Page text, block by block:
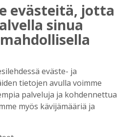
ja Iisalmeen
– tarkoituksena on
lääkäripulaa
7.8.2026 12:00
tuotti jälleen komeasti
evästeitä, jotta
sinua
eväste- ja
tietojen avulla voimme
palveluja ja kohdennettua
myös kävijämääriä ja